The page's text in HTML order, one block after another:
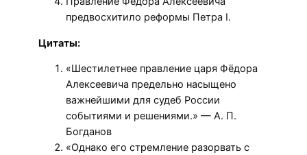
предвосхитило реформы Петра I.
Цитаты:
«Шестилетнее правление царя Фёдора
Алексеевича предельно насыщено
важнейшими для судеб России
событиями и решениями.» — А. П.
Богданов
«Однако его стремление разорвать с